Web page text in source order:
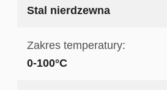
Stal nierdzewna
Zakres temperatury:
0-100°C